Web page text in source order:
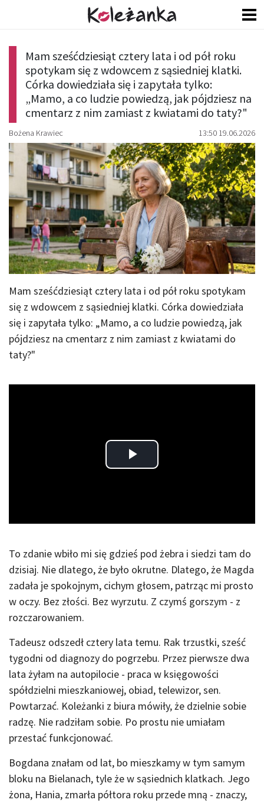
Mam sześćdziesiąt cztery lata i od pół roku
spotykam się z wdowcem z sąsiedniej klatki.
Córka dowiedziała się i zapytała tylko:
„Mamo, a co ludzie powiedzą, jak pójdziesz na
cmentarz z nim zamiast z kwiatami do taty?"
Bożena Krawiec 13:50 19.06.2026
Mam sześćdziesiąt cztery lata i od pół roku spotykam
się z wdowcem z sąsiedniej klatki. Córka dowiedziała
się i zapytała tylko: „Mamo, a co ludzie powiedzą, jak
pójdziesz na cmentarz z nim zamiast z kwiatami do
taty?"
Play
To zdanie wbiło mi się gdzieś pod żebra i siedzi tam do
dzisiaj. Nie dlatego, że było okrutne. Dlatego, że Magda
zadała je spokojnym, cichym głosem, patrząc mi prosto
w oczy. Bez złości. Bez wyrzutu. Z czymś gorszym - z
rozczarowaniem.
Tadeusz odszedł cztery lata temu. Rak trzustki, sześć
tygodni od diagnozy do pogrzebu. Przez pierwsze dwa
lata żyłam na autopilocie - praca w księgowości
spółdzielni mieszkaniowej, obiad, telewizor, sen.
Powtarzać. Koleżanki z biura mówiły, że dzielnie sobie
radzę. Nie radziłam sobie. Po prostu nie umiałam
przestać funkcjonować.
Bogdana znałam od lat, bo mieszkamy w tym samym
bloku na Bielanach, tyle że w sąsiednich klatkach. Jego
żona, Hania, zmarła półtora roku przede mną - znaczy,